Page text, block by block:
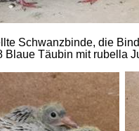
Schwanzbinde, die
Blaue Täubin mit rubella